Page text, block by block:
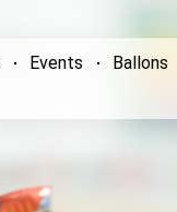
Events Ballons